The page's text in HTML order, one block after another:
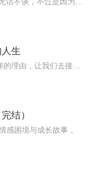
生
结）
感困境与成长故事 。